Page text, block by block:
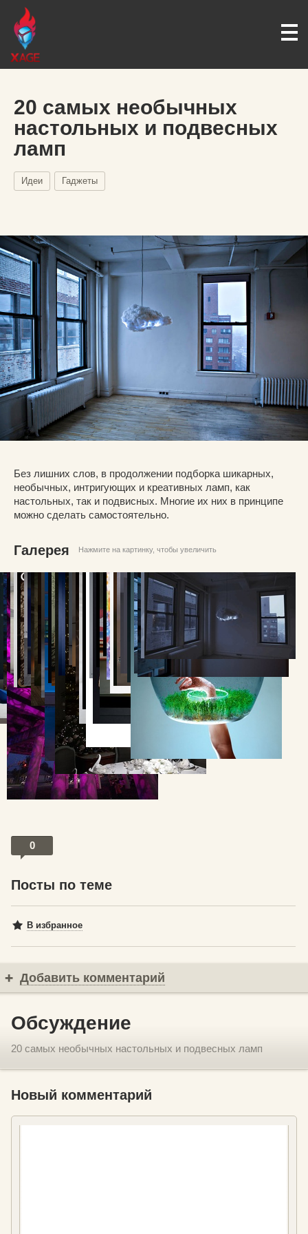
20 самых необычных
настольных и подвесных
ламп
Идеи Гаджеты
Без лишних слов, в продолжении подборка шикарных,
необычных, интригующих и креативных ламп, как
настольных, так и подвисных. Многие их них в принципе
можно сделать самостоятельно.
Галерея Нажмите на картинку, чтобы увеличить
Последние 2 картинки с gif анимацией кстати.
А вот видюшка как самостоятельно сделать еще один вид
ламы в дом:
0
Посты по теме
В избранное
Добавить комментарий
Обсуждение
20 самых необычных настольных и подвесных ламп
Новый комментарий